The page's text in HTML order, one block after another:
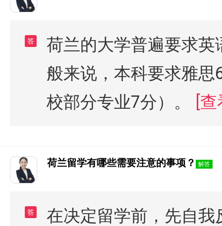
答
荷兰的大学普遍要求
般来说，本科要求雅
校部分专业7分）。
[
荷兰留学有哪些需要注意的事项？ 解答
答
在决定留学前，先自